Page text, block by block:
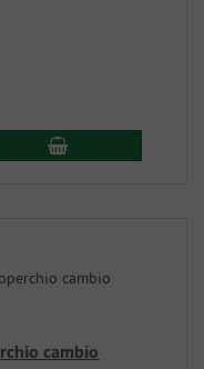
cambio